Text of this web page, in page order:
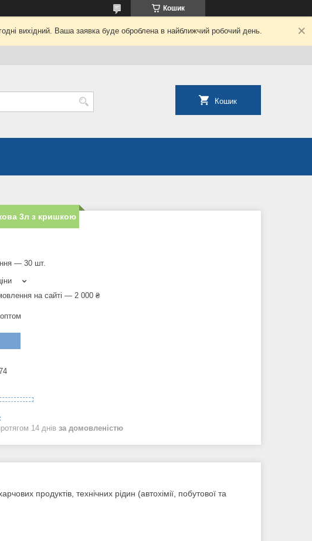
Кошик
вихідний. Ваша заявка буде оброблена в найближчий робочий день.
Кошик
3л з кришкою
— 30 шт.
на сайті — 2 000 ₴
14 днів за домовленістю
продуктів, технічних рідин (автохімії, побутової та